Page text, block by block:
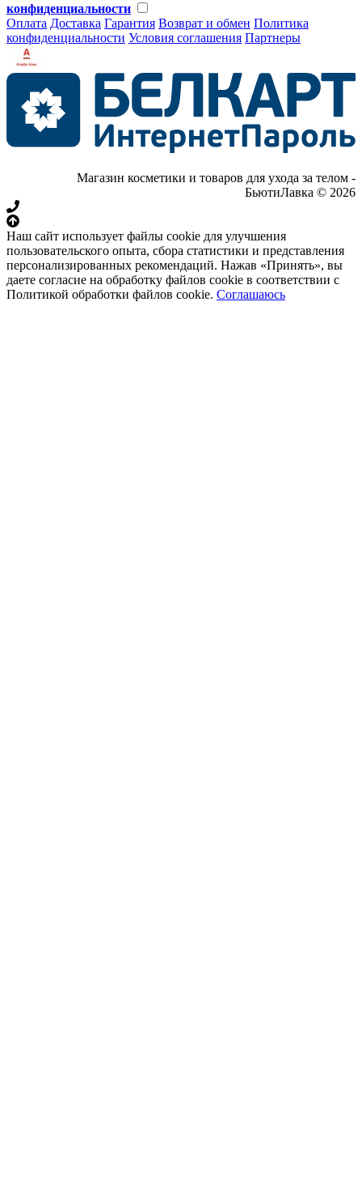
конфиденциальности
Оплата Доставка Гарантия Возврат и обмен Политика
конфиденциальности Условия соглашения Партнеры
Магазин косметики и товаров для ухода за телом -
БьютиЛавка © 2026
Наш сайт использует файлы cookie для улучшения
пользовательского опыта, сбора статистики и представления
персонализированных рекомендаций. Нажав «Принять», вы
даете согласие на обработку файлов cookie в соответствии с
Политикой обработки файлов cookie. Соглашаюсь